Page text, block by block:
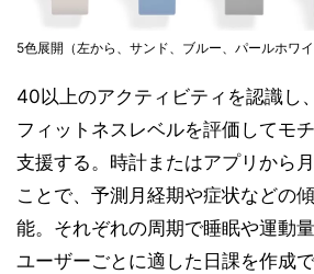
5色展開（左から、サンド、ブルー、パールホワ
40以上のアクティビティを認識し
フィットネスレベルを評価してモ
支援する。時計またはアプリから
ことで、予測月経期や症状などの
能。それぞれの周期で睡眠や運動
ユーザーごとに適した日課を作成で